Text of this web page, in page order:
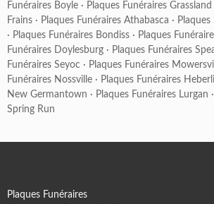
Funéraires Boyle · Plaques Funéraires Grassland
Frains · Plaques Funéraires Athabasca ·
· Plaques Funéraires Bondiss · Plaques
Funéraires Doylesburg · Plaques Funéraires
Funéraires Seyoc · Plaques Funéraires
Funéraires Nossville · Plaques Funéraires
New Germantown · Plaques Funéraires Lurgan ·
Spring Run
Plaques Funéraires